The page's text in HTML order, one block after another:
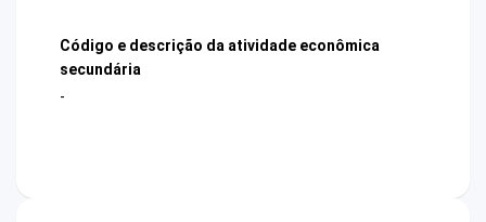
Código e descrição da atividade econômica
secundária
-